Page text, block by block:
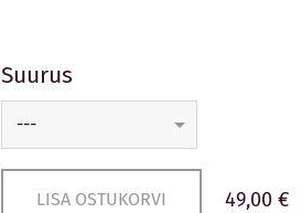
Suurus
LISA OSTUKORVI 49,00 €